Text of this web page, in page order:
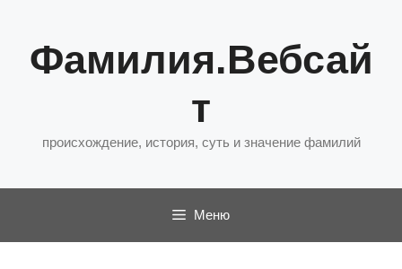
содержимому
Фамилия.Вебсай
т
происхождение, история, суть и значение фамилий
Меню